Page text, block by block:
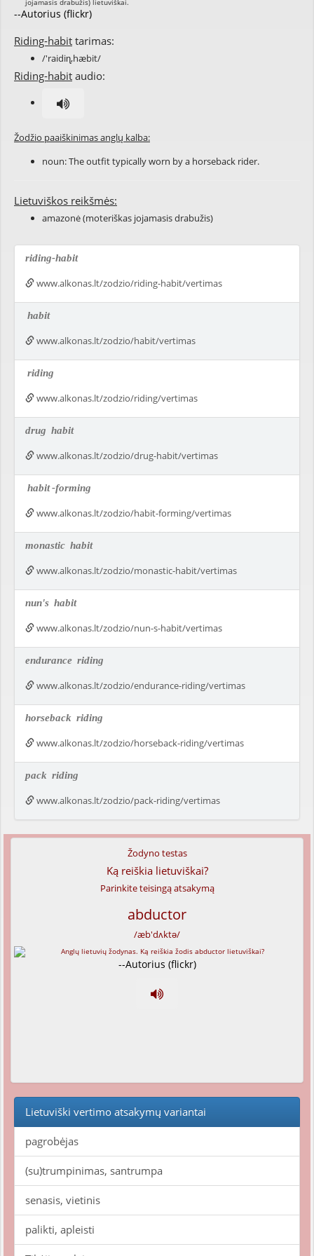
--Autorius (flickr)
Riding-habit tarimas:
/'raidiɳ,hæbit/
Riding-habit audio:
Žodžio paaiškinimas anglų kalba:
noun: The outfit typically worn by a horseback rider.
Lietuviškos reikšmės:
amazonė (moteriškas jojamasis drabužis)
riding-habit
www.alkonas.lt/zodzio/riding-habit/vertimas
habit
www.alkonas.lt/zodzio/habit/vertimas
riding
www.alkonas.lt/zodzio/riding/vertimas
drug habit
www.alkonas.lt/zodzio/drug-habit/vertimas
habit-forming
www.alkonas.lt/zodzio/habit-forming/vertimas
monastic habit
www.alkonas.lt/zodzio/monastic-habit/vertimas
nun's habit
www.alkonas.lt/zodzio/nun-s-habit/vertimas
endurance riding
www.alkonas.lt/zodzio/endurance-riding/vertimas
horseback riding
www.alkonas.lt/zodzio/horseback-riding/vertimas
pack riding
www.alkonas.lt/zodzio/pack-riding/vertimas
Žodyno testas
Ką reiškia lietuviškai?
Parinkite teisingą atsakymą
abductor
/æb'dʌktə/
--Autorius (flickr)
Lietuviški vertimo atsakymų variantai
pagrobėjas
(su)trumpinimas, santrumpa
senasis, vietinis
palikti, apleisti